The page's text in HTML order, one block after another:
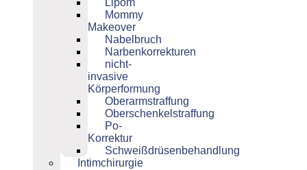
Lipom
Mommy
Makeover
Nabelbruch
Narbenkorrekturen
nicht-
invasive
Körperformung
Oberarmstraffung
Oberschenkelstraffung
Po-
Korrektur
Schweißdrüsenbehandlung
Intimchirurgie